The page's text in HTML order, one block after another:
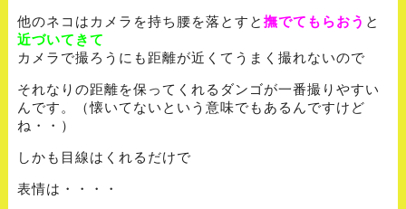
他のネコはカメラを持ち腰を落とすと 撫でてもらおう と
近づいてきて
カメラで撮ろうにも距離が近くてうまく撮れないので
それなりの距離を保ってくれるダンゴが一番撮りやすい
んです。（懐いてないという意味でもあるんですけど
ね・・）
しかも目線はくれるだけで
表情は・・・・